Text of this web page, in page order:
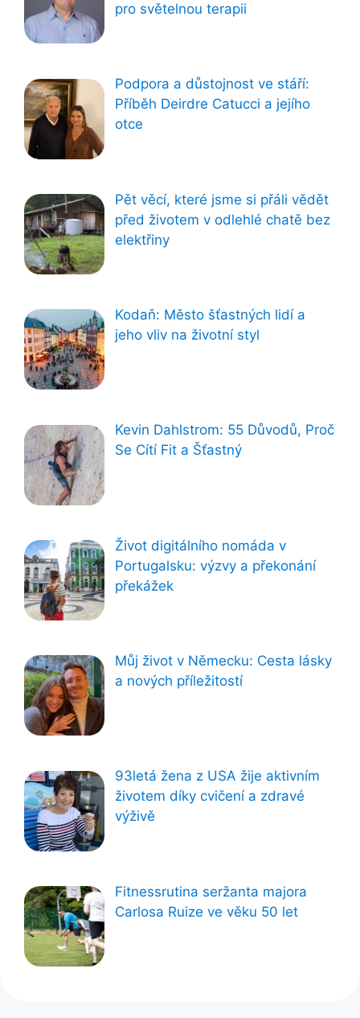
pro světelnou terapii
Podpora a důstojnost ve stáří:
Příběh Deirdre Catucci a jejího
otce
Pět věcí, které jsme si přáli vědět
před životem v odlehlé chatě bez
elektřiny
Kodaň: Město šťastných lidí a
jeho vliv na životní styl
Kevin Dahlstrom: 55 Důvodů, Proč
Se Cítí Fit a Šťastný
Život digitálního nomáda v
Portugalsku: výzvy a překonání
překážek
Můj život v Německu: Cesta lásky
a nových příležitostí
93letá žena z USA žije aktivním
životem díky cvičení a zdravé
výživě
Fitnessrutina seržanta majora
Carlosa Ruize ve věku 50 let